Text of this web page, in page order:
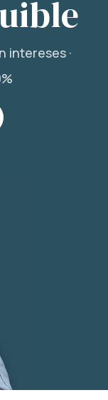
intereses ·